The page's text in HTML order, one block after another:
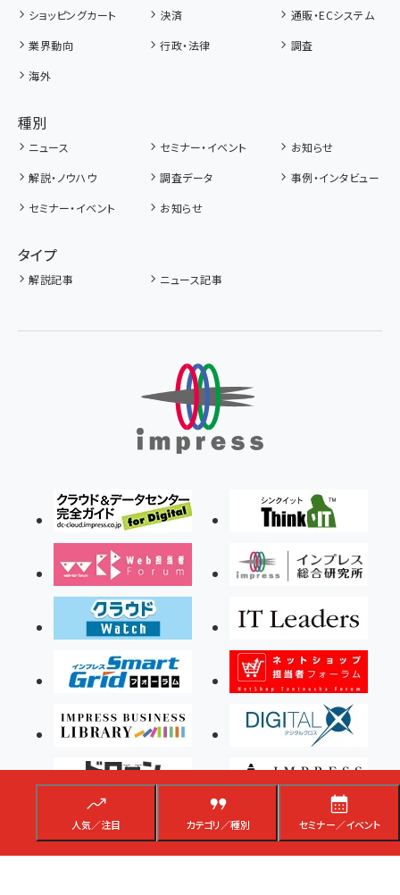
人気／注目 カテゴリ／種別 セミナー／イベント
ショッピングカート
決済
通販・ECシステム
業界動向
行政・法律
調査
海外
種別
ニュース セミナー・イベント
お知らせ
解説・ノウハウ
調査データ
事例・インタビュー
セミナー・イベント
お知らせ
タイプ
解説記事 ニュース記事